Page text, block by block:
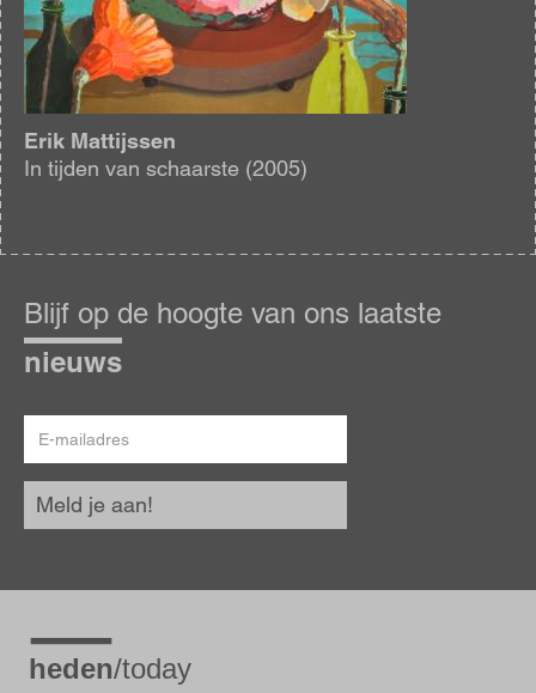
Erik Mattijssen
In tijden van schaarste (2005)
op
de
hoogte
Blijf op de hoogte van ons laatste
nieuws
mailadres
Meld je aan!